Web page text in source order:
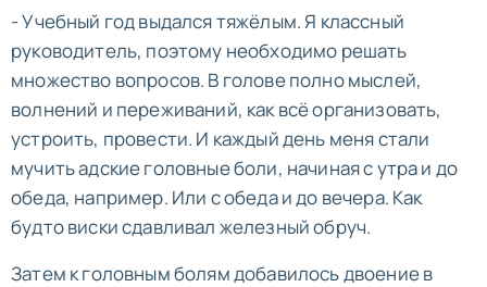
- Учебный год выдался тяжёлым. Я классный
руководитель, поэтому необходимо решать
множество вопросов. В голове полно мыслей,
волнений и переживаний, как всё организовать,
устроить, провести. И каждый день меня стали
мучить адские головные боли, начиная с утра и до
обеда, например. Или с обеда и до вечера. Как
будто виски сдавливал железный обруч.
Затем к головным болям добавилось двоение в